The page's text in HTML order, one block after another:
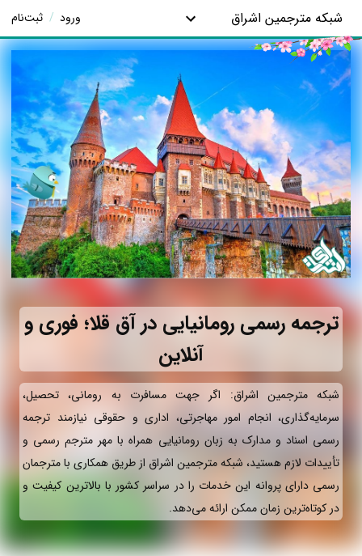
شبکه مترجمین اشراق ورود / ثبت‌نام
ترجمه رسمی رومانیایی در آق قلا؛ فوری و
آنلاین
شبکه مترجمین اشراق: اگر جهت مسافرت به رومانی، تحصیل،
سرمایه‌گذاری، انجام امور مهاجرتی، اداری و حقوقی نیازمند ترجمه
رسمی اسناد و مدارک به زبان رومانیایی همراه با مهر مترجم رسمی و
تأییدات لازم هستید، شبکه مترجمین اشراق از طریق همکاری با مترجمان
رسمی دارای پروانه این خدمات را در سراسر کشور با بالاترین کیفیت و
در کوتاه‌ترین زمان ممکن ارائه می‌دهد.